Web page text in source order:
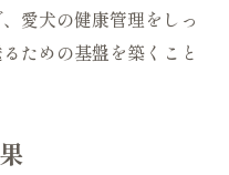
愛犬の健康管理をしっ
ための基盤を築くこと